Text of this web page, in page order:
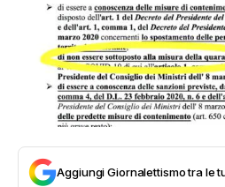
Aggiungi Giornalettismo tra le